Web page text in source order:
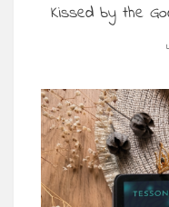
Kissed by the